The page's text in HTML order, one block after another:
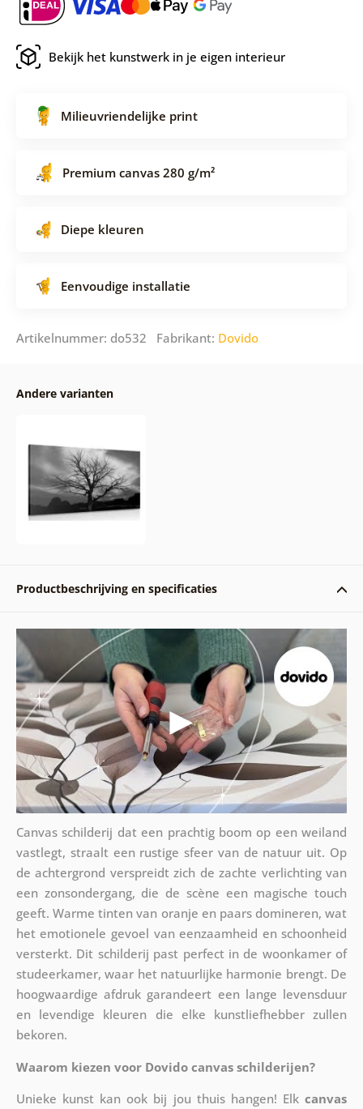
Bekijk het kunstwerk in je eigen interieur
Milieuvriendelijke print
Premium canvas 280 g/m²
Diepe kleuren
Eenvoudige installatie
Artikelnummer: do532 Fabrikant: Dovido
Andere varianten
Productbeschrijving en specificaties
Canvas schilderij dat een prachtig boom op een weiland
vastlegt, straalt een rustige sfeer van de natuur uit. Op
de achtergrond verspreidt zich de zachte verlichting van
een zonsondergang, die de scène een magische touch
geeft. Warme tinten van oranje en paars domineren, wat
het emotionele gevoel van eenzaamheid en schoonheid
versterkt. Dit schilderij past perfect in de woonkamer of
studeerkamer, waar het natuurlijke harmonie brengt. De
hoogwaardige afdruk garandeert een lange levensduur
en levendige kleuren die elke kunstliefhebber zullen
bekoren.
Waarom kiezen voor Dovido canvas schilderijen?
Unieke kunst kan ook bij jou thuis hangen! Elkcanvas